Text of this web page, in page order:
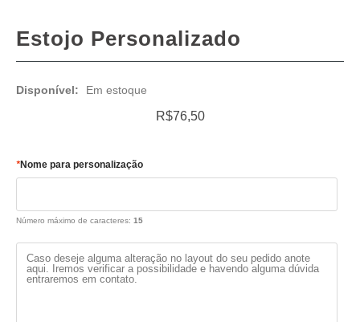
Estojo Personalizado
Disponível: Em estoque
R$76,50
*Nome para personalização
Número máximo de caracteres: 15